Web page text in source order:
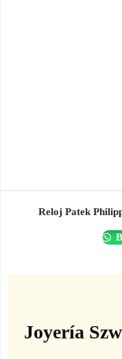
Reloj Patek
Joyería